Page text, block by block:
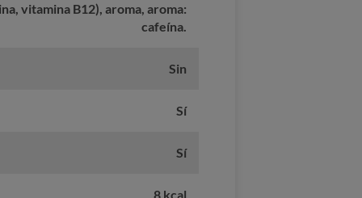
vitamina B12), aroma, aroma:
cafeína.
Sin
Sí
Sí
8 kcal